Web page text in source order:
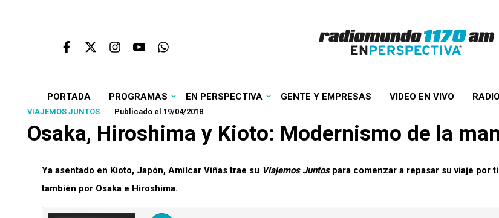
PORTADA PROGRAMAS EN PERSPECTIVA GENTE Y EMPRESAS VIDEO EN VIVO
VIAJEMOS JUNTOS Publicado el 19/04/2018
Osaka, Hiroshima y Kioto: Modernismo de la
Ya asentado en Kioto, Japón, Amílcar Viñas trae su Viajemos Juntospara comenzar a repasar su viaje por
también por Osaka e Hiroshima.